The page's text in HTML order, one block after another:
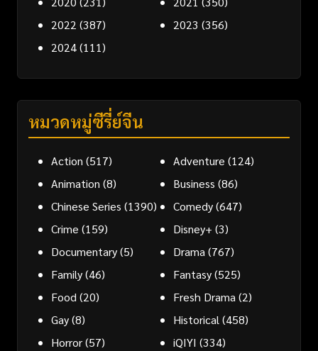
2022 (387) 2023 (356)
2024(111)
หมวดหมู่ซีรี่ย์จีน
Action (517) Adventure (124)
Animation (8) Business (86)
Chinese Series (1390) Comedy(647)
Crime (159) Disney+ (3)
Documentary(5) Drama(767)
Family(46) Fantasy(525)
Food(20) Fresh Drama(2)
Gay(8) Historical(458)
Horror(57) iQIYI (334)